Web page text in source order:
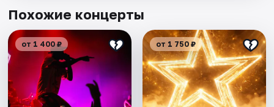
Похожие концерты
от 1 400 ₽ от 1 750 ₽